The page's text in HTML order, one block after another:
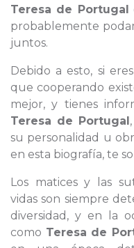
Teresa de Portugal
probablemente
juntos.
Debido a esto, si
que cooperando
mejor, y tienes
Teresa de Portugal
su personalidad u
en esta biografía, te
Los matices y las
vidas son siempre
diversidad, y en la
como Teresa de